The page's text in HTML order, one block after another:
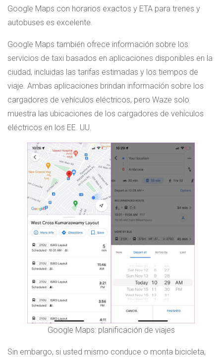
Google Maps con horarios exactos y ETA para trenes y
autobuses es excelente.
Google Maps también ofrece información sobre los
servicios de taxi basados ​​en aplicaciones disponibles en la
ciudad, incluidas las tarifas estimadas y los tiempos de
viaje. Ambas aplicaciones brindan información sobre los
cargadores de vehículos eléctricos, pero Waze solo
muestra las ubicaciones de los cargadores de vehículos
eléctricos en los EE. UU.
Google Maps: planificación de viajes
Sin embargo, si usted mismo conduce o monta bicicleta,